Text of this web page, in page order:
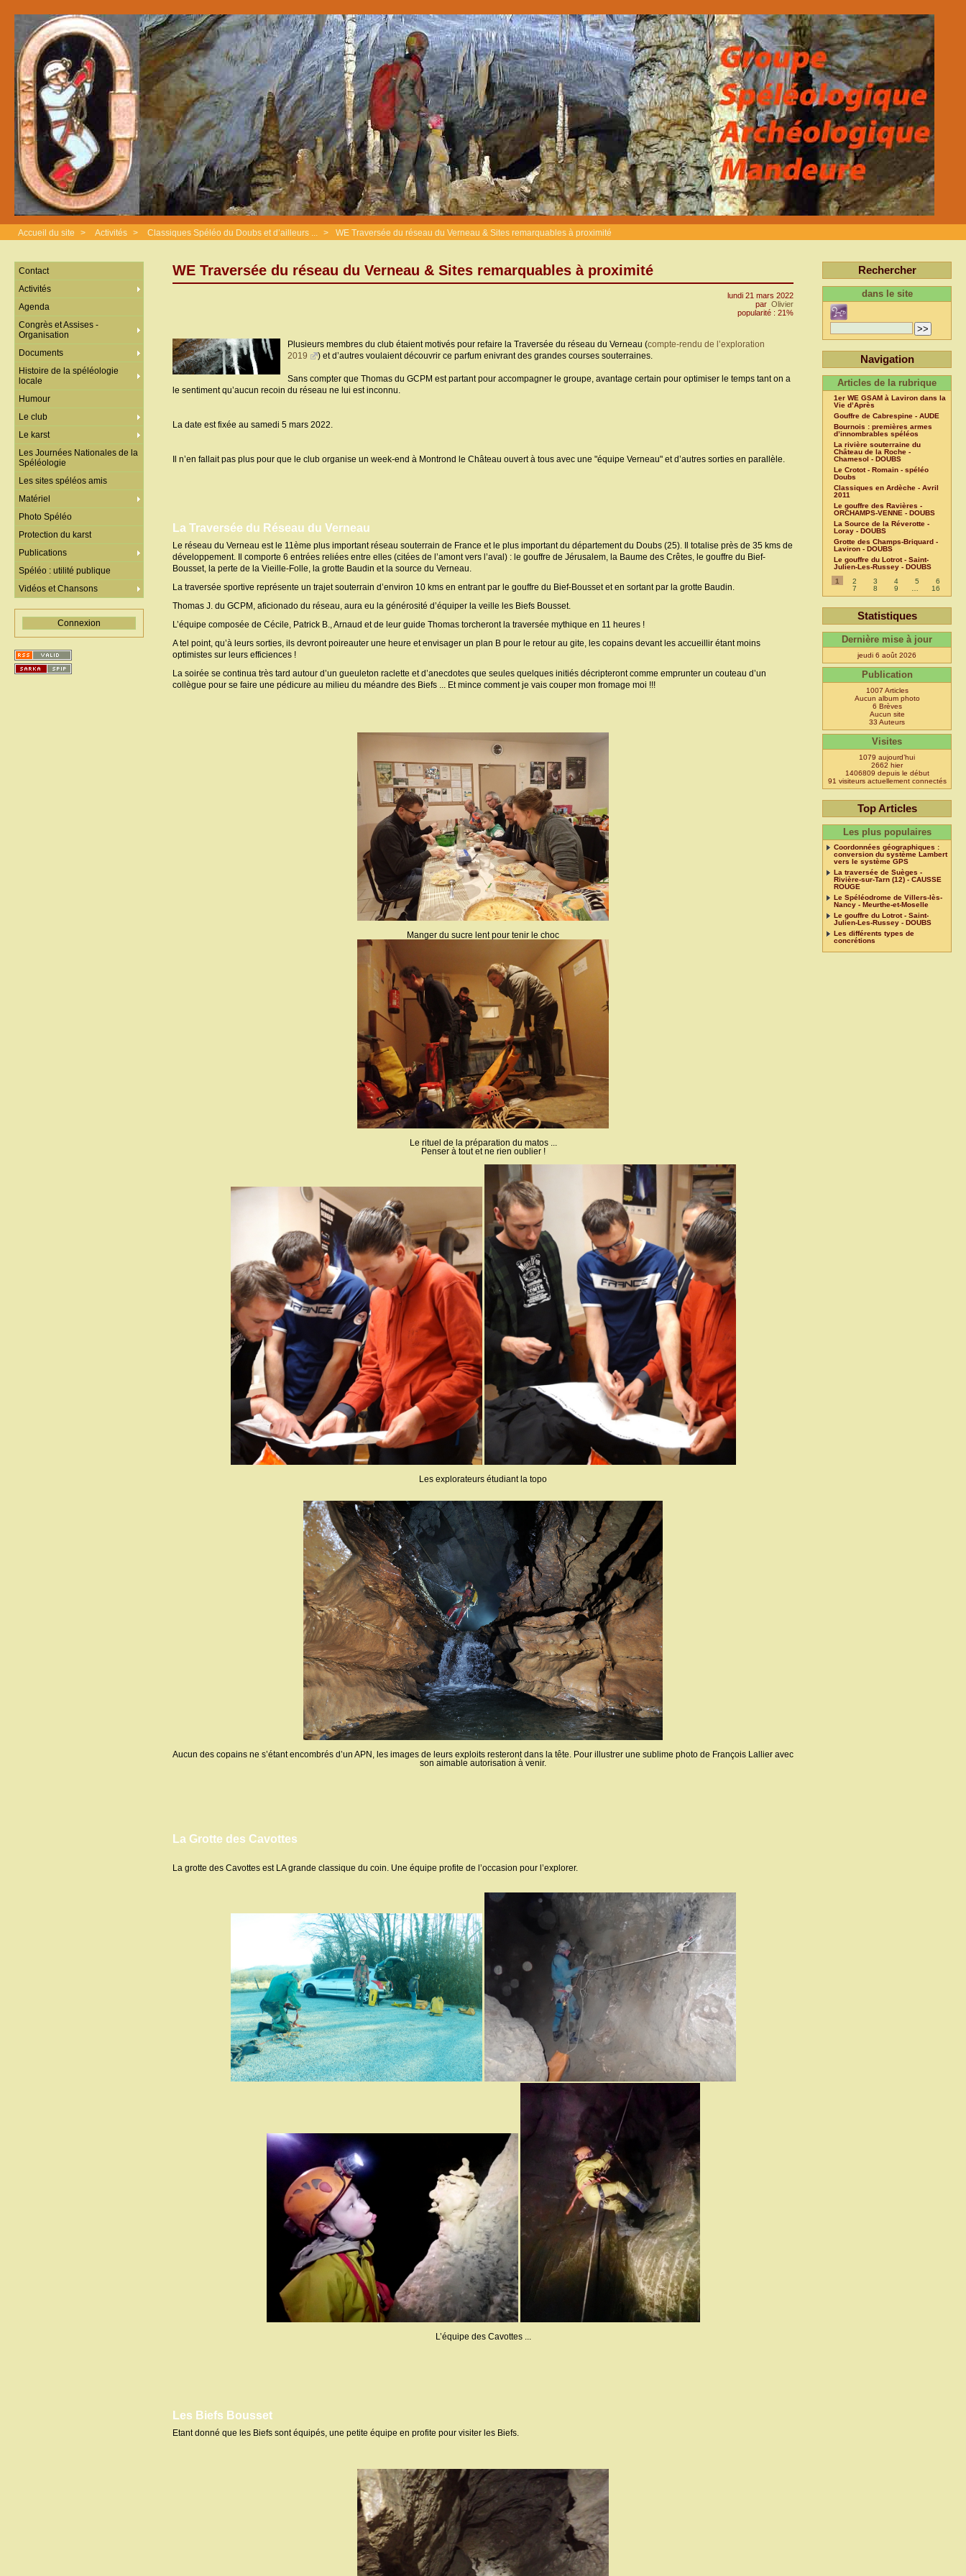
Accueil du site > Activités > Classiques Spéléo du Doubs et d’ailleurs ... > WE Traversée du réseau du Verneau & Sites remarquables à proximité
WE Traversée du réseau du Verneau & Sites remarquables à proximité
lundi 21 mars 2022
par Olivier
popularité : 21%
Plusieurs membres du club étaient motivés pour refaire la Traversée du réseau du Verneau (compte-rendu de l’exploration
2019
) et d’autres voulaient découvrir ce parfum enivrant des grandes courses souterraines.
Sans compter que Thomas du GCPM est partant pour accompagner le groupe, avantage certain pour optimiser le temps tant on a
le sentiment qu’aucun recoin du réseau ne lui est inconnu.
La date est fixée au samedi 5 mars 2022.
Il n’en fallait pas plus pour que le club organise un week-end à Montrond le Château ouvert à tous avec une "équipe Verneau" et d’autres sorties en parallèle.
La Traversée du Réseau du Verneau
Le réseau du Verneau est le 11ème plus important réseau souterrain de France et le plus important du département du Doubs (25). Il totalise près de 35 kms de
développement. Il comporte 6 entrées reliées entre elles (citées de l’amont vers l’aval) : le gouffre de Jérusalem, la Baume des Crêtes, le gouffre du Bief-
Bousset, la perte de la Vieille-Folle, la grotte Baudin et la source du Verneau.
La traversée sportive représente un trajet souterrain d’environ 10 kms en entrant par le gouffre du Bief-Bousset et en sortant par la grotte Baudin.
Thomas J. du GCPM, aficionado du réseau, aura eu la générosité d’équiper la veille les Biefs Bousset.
L’équipe composée de Cécile, Patrick B., Arnaud et de leur guide Thomas torcheront la traversée mythique en 11 heures !
A tel point, qu’à leurs sorties, ils devront poireauter une heure et envisager un plan B pour le retour au gite, les copains devant les accueillir étant moins
optimistes sur leurs efficiences !
La soirée se continua très tard autour d’un gueuleton raclette et d’anecdotes que seules quelques initiés décripteront comme emprunter un couteau d’un
collègue pour se faire une pédicure au milieu du méandre des Biefs ... Et mince comment je vais couper mon fromage moi !!!
Manger du sucre lent pour tenir le choc
Le rituel de la préparation du matos ...
Penser à tout et ne rien oublier !
Les explorateurs étudiant la topo
Aucun des copains ne s’étant encombrés d’un APN, les images de leurs exploits resteront dans la tête. Pour illustrer une sublime photo de François Lallier avec
son aimable autorisation à venir.
La Grotte des Cavottes
La grotte des Cavottes est LA grande classique du coin. Une équipe profite de l’occasion pour l’explorer.
L’équipe des Cavottes ...
Les Biefs Bousset
Etant donné que les Biefs sont équipés, une petite équipe en profite pour visiter les Biefs.
Contact
Activités
Agenda
Congrès et Assises -
Organisation
Documents
Histoire de la spéléologie
locale
Humour
Le club
Le karst
Les Journées Nationales de la
Spéléologie
Les sites spéléos amis
Matériel
Photo Spéléo
Protection du karst
Publications
Spéléo : utilité publique
Vidéos et Chansons
Connexion
Rechercher
dans le site
Navigation
Articles de la rubrique
1er WE GSAM à Laviron dans la
Vie d’Après
Gouffre de Cabrespine - AUDE
Bournois : premières armes
d’innombrables spéléos
La rivière souterraine du
Château de la Roche -
Chamesol - DOUBS
Le Crotot - Romain - spéléo
Doubs
Classiques en Ardèche - Avril
2011
Le gouffre des Ravières -
ORCHAMPS-VENNE - DOUBS
La Source de la Réverotte -
Loray - DOUBS
Grotte des Champs-Briquard -
Laviron - DOUBS
Le gouffre du Lotrot - Saint-
Julien-Les-Russey - DOUBS
1
2 3 4 5
6
7
8 9 16
Statistiques
Dernière mise à jour
jeudi 6 août 2026
Publication
1007 Articles
Aucun album photo
6 Brèves
Aucun site
33 Auteurs
Visites
1079 aujourd’hui
2662 hier
1406809 depuis le début
91 visiteurs actuellement connectés
Top Articles
Les plus populaires
Coordonnées géographiques :
conversion du système Lambert
vers le système GPS
La traversée de Suèges -
Rivière-sur-Tarn (12) - CAUSSE
ROUGE
Le Spéléodrome de Villers-lès-
Nancy - Meurthe-et-Moselle
Le gouffre du Lotrot - Saint-
Julien-Les-Russey - DOUBS
Les différents types de
concrétions